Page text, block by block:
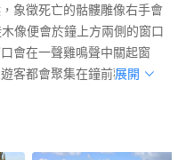
象徵死亡的骷髏雕像右手會
像便會於鐘上方兩側的窗口
會在一聲雞鳴聲中關起窗
客都會聚集在鐘前觀賞。
展開